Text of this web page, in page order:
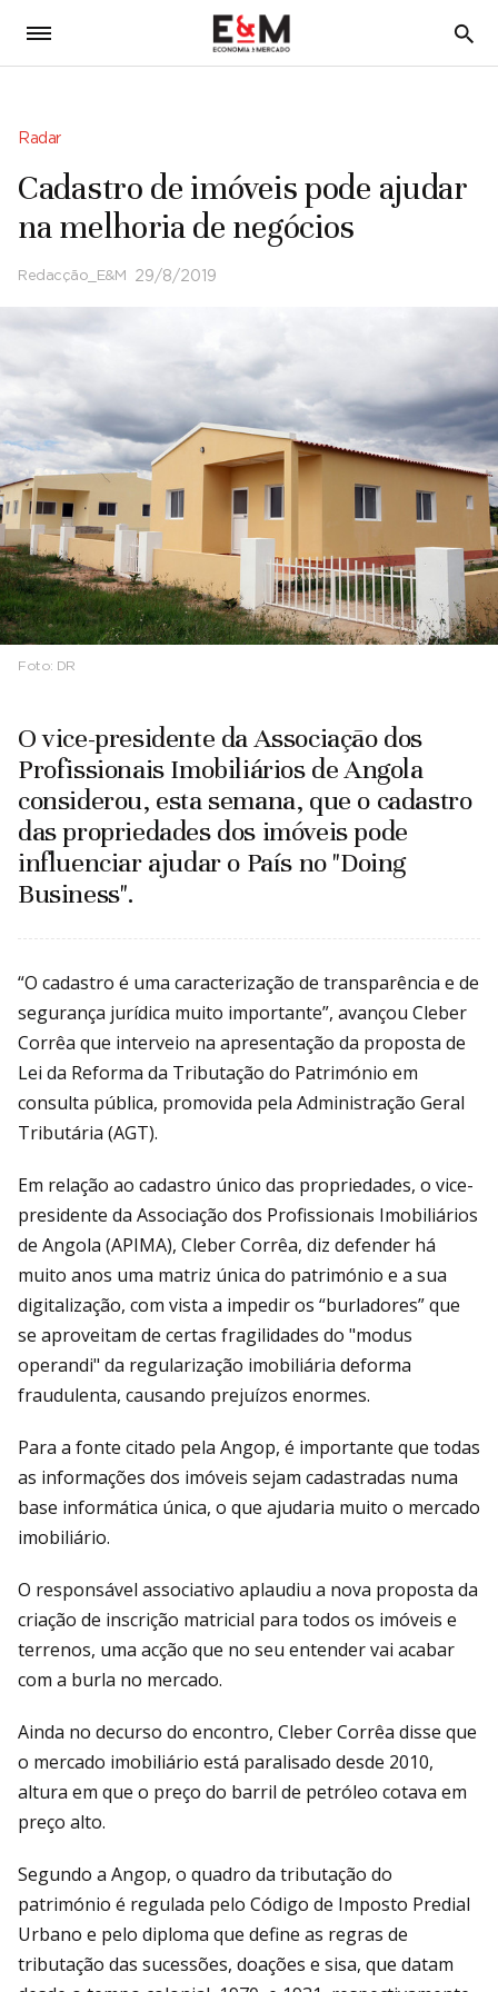
5
Radar
Cadastro de imóveis pode ajudar
na melhoria de negócios
Redacção_E&M 29/8/2019
Foto: DR
O vice-presidente da Associação dos
Profissionais Imobiliários de Angola
considerou, esta semana, que o cadastro
das propriedades dos imóveis pode
influenciar ajudar o País no "Doing
Business".
“O cadastro é uma caracterização de transparência e de
segurança jurídica muito importante”, avançou Cleber
Corrêa que interveio na apresentação da proposta de
Lei da Reforma da Tributação do Património em
consulta pública, promovida pela Administração Geral
Tributária (AGT).
Em relação ao cadastro único das propriedades, o vice-
presidente da Associação dos Profissionais Imobiliários
de Angola (APIMA), Cleber Corrêa, diz defender há
muito anos uma matriz única do património e a sua
digitalização, com vista a impedir os “burladores” que
se aproveitam de certas fragilidades do "modus
operandi" da regularização imobiliária deforma
fraudulenta, causando prejuízos enormes.
Para a fonte citado pela Angop, é importante que todas
as informações dos imóveis sejam cadastradas numa
base informática única, o que ajudaria muito o mercado
imobiliário.
O responsável associativo aplaudiu a nova proposta da
criação de inscrição matricial para todos os imóveis e
terrenos, uma acção que no seu entender vai acabar
com a burla no mercado.
Ainda no decurso do encontro, Cleber Corrêa disse que
o mercado imobiliário está paralisado desde 2010,
altura em que o preço do barril de petróleo cotava em
preço alto.
Segundo a Angop, o quadro da tributação do
património é regulada pelo Código de Imposto Predial
Urbano e pelo diploma que define as regras de
tributação das sucessões, doações e sisa, que datam